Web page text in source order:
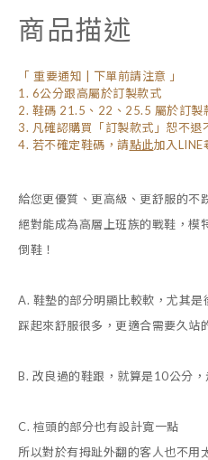
商品描述
「 重要通知 | 下單前請注意 」
1. 6公分跟高屬於訂製款式
2. 鞋碼 21.5、22、25.5 屬於訂製
3. 凡確認購買「訂製款式」恕不退
4. 若不確定鞋碼， 請點此加入LINE
給您更優質、更高級、更舒服的不
絕對能成為高層上班族的戰鞋，模
倒鞋！
A. 鞋墊的部分明顯比較軟，尤其是
踩起來舒服很多，更適合需要久站
B. 改良過的鞋跟，就算是10公分
C. 楦頭的部分也有設計寬一點
所以對於有拇趾外翻的客人也不用